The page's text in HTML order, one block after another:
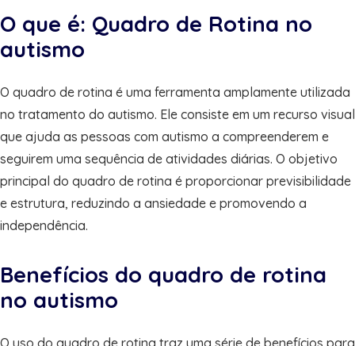
O que é: Quadro de Rotina no
autismo
O quadro de rotina é uma ferramenta amplamente utilizada
no tratamento do autismo. Ele consiste em um recurso visual
que ajuda as pessoas com autismo a compreenderem e
seguirem uma sequência de atividades diárias. O objetivo
principal do quadro de rotina é proporcionar previsibilidade
e estrutura, reduzindo a ansiedade e promovendo a
independência.
Benefícios do quadro de rotina
no autismo
O uso do quadro de rotina traz uma série de benefícios para